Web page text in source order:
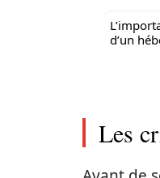
d’un
Les